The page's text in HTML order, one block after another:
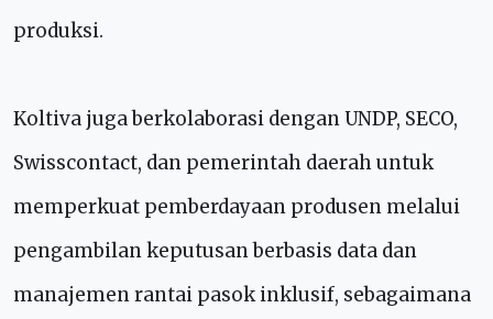
produksi.
Koltiva juga berkolaborasi dengan UNDP, SECO,
Swisscontact, dan pemerintah daerah untuk
memperkuat pemberdayaan produsen melalui
pengambilan keputusan berbasis data dan
manajemen rantai pasok inklusif, sebagaimana